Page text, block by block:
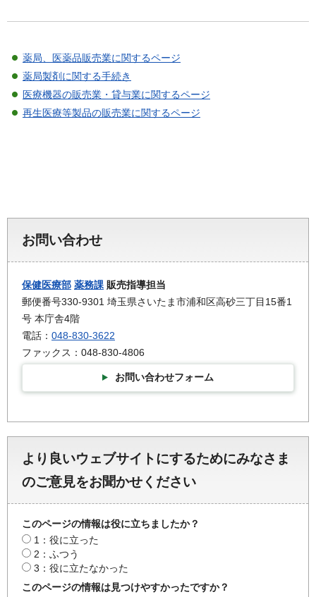
薬局、医薬品販売業に関するページ
薬局製剤に関する手続き
医療機器の販売業・貸与業に関するページ
再生医療等製品の販売業に関するページ
お問い合わせ
保健医療部 薬務課 販売指導担当
郵便番号330-9301 埼玉県さいたま市浦和区高砂三丁目15番1
号 本庁舎4階
電話： 048-830-3622
ファックス：048-830-4806
お問い合わせフォーム
より良いウェブサイトにするためにみなさま
のご意見をお聞かせください
このページの情報は役に立ちましたか？
1：役に立った
2：ふつう
3：役に立たなかった
このページの情報は見つけやすかったですか？